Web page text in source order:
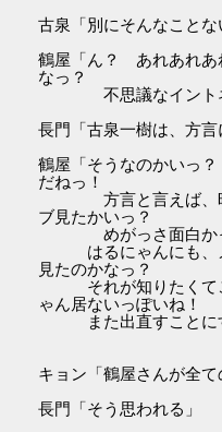
古泉「別にそんなことな
鶴屋「ん？ あれあれ
なっ？
不思議なイントネ
長門「古泉一樹は、方言
鶴屋「そうなのかいっ
だねっ！
方言と言えば、昨
ブ見たかいっ？
めがっさ面白かっ
はるにゃんにも、メ
見たのかなっ？
それが知りたくてこ
ゃん居ないっぽいね！
また出直すことにす
キョン「鶴屋さんが全て
長門「そう思われる」